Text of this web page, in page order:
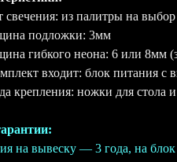
свечения: из палитры на выбор
подложки: 3мм
гибкого неона: 6 или 8мм
входит: блок питания с
крепления: ножки для стола
на вывеску — 3 года, на